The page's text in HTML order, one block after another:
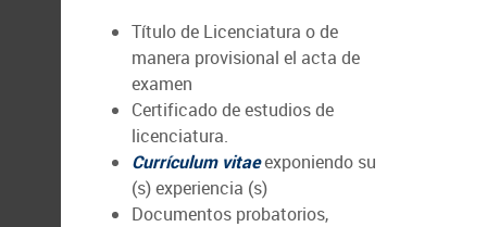
Título de Licenciatura o de
manera provisional el acta de
examen
Certificado de estudios de
licenciatura.
Currículum vitaeexponiendo su
(s) experiencia (s)
Documentos probatorios,